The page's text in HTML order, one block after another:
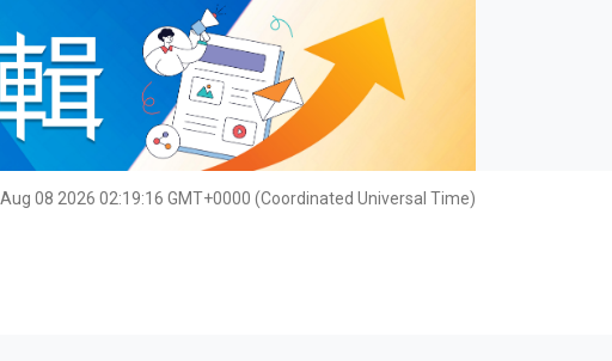
08 2026 02:19:18 GMT+0000 (Coordinated Universal Time)
名家榜 灼見活動 關於我們